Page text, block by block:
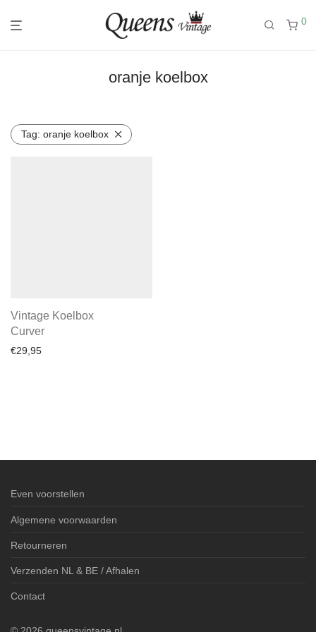
0
oranje koelbox
Tag: oranje koelbox
Vintage Koelbox
Curver
€29,95
Even voorstellen
Algemene voorwaarden
Retourneren
Verzenden NL & BE / Afhalen
Contact